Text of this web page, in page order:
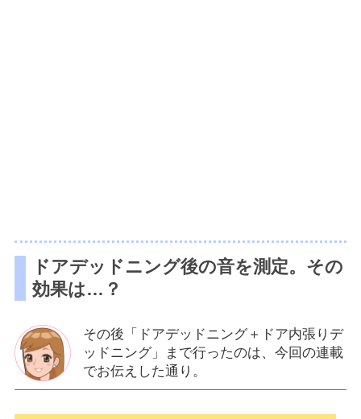
ドアデッドニング後の音を測定。その
効果は…？
その後「ドアデッドニング＋ドア内張りデ
ッドニング」まで行ったのは、今回の連載
でお伝えした通り。